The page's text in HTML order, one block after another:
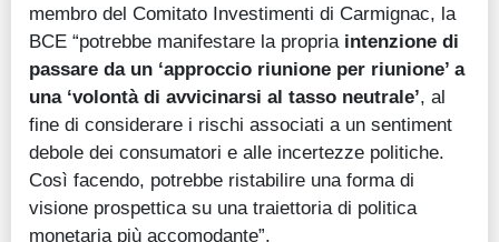
membro del Comitato Investimenti di Carmignac, la
BCE “potrebbe manifestare la propria intenzione di
passare da un ‘approccio riunione per riunione’ a
una ‘volontà di avvicinarsi al tasso neutrale’, al
fine di considerare i rischi associati a un sentiment
debole dei consumatori e alle incertezze politiche.
Così facendo, potrebbe ristabilire una forma di
visione prospettica su una traiettoria di politica
monetaria più accomodante”.